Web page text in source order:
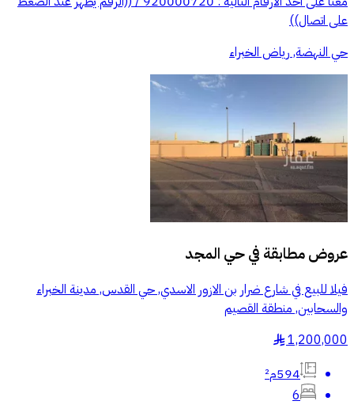
على اتصال))
حي النهضة, رياض الخبراء
عروض مطابقة فيحي المجد
فيلا للبيع في شارع ضرار بن الازور الاسدي, حي القدس, مدينة الخبراء
والسحابين, منطقة القصيم
1,200,000
§
594م²
6